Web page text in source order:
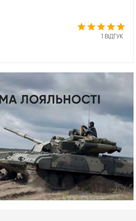
1 ВІДГУК